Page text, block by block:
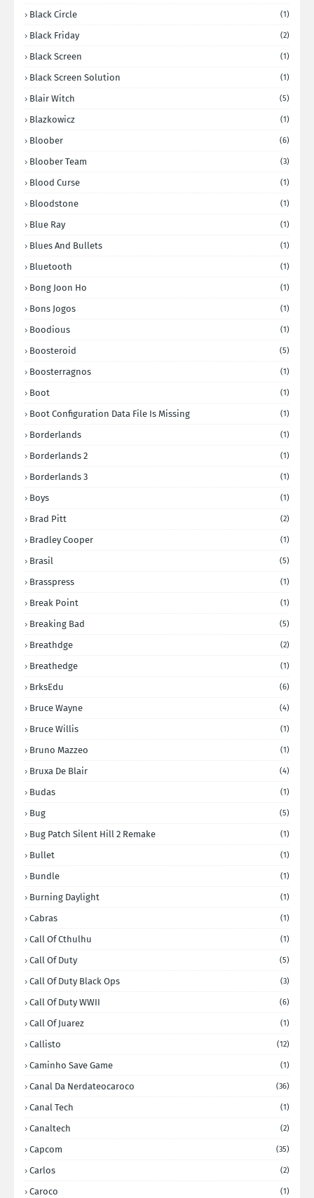
Black Circle (1)
Black Friday (2)
Black Screen (1)
Black Screen Solution (1)
Blair Witch (5)
Blazkowicz (1)
Bloober (6)
Bloober Team (3)
Blood Curse (1)
Bloodstone (1)
Blue Ray (1)
Blues And Bullets (1)
Bluetooth (1)
Bong Joon Ho (1)
Bons Jogos (1)
Boodious (1)
Boosteroid (5)
Boosterragnos (1)
Boot (1)
Boot Configuration Data File Is Missing (1)
Borderlands (1)
Borderlands 2 (1)
Borderlands 3 (1)
Boys (1)
Brad Pitt (2)
Bradley Cooper (1)
Brasil (5)
Brasspress (1)
Break Point (1)
Breaking Bad (5)
Breathdge (2)
Breathedge (1)
BrksEdu (6)
Bruce Wayne (4)
Bruce Willis (1)
Bruno Mazzeo (1)
Bruxa De Blair (4)
Budas (1)
Bug (5)
Bug Patch Silent Hill 2 Remake (1)
Bullet (1)
Bundle (1)
Burning Daylight (1)
Cabras (1)
Call Of Cthulhu (1)
Call Of Duty (5)
Call Of Duty Black Ops (3)
Call Of Duty WWII (6)
Call Of Juarez (1)
Callisto (12)
Caminho Save Game (1)
Canal Da Nerdateocaroco (36)
Canal Tech (1)
Canaltech (2)
Capcom (35)
Carlos (2)
Caroco (1)